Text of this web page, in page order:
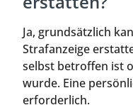
Ja, grundsätzlich
Strafanzeige
selbst betroffen ist
wurde. Eine
erforderlich.